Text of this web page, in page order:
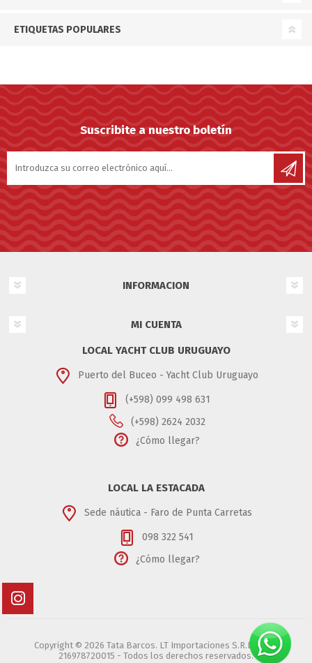
ETIQUETAS POPULARES
Suscribite a nuestro boletín
INFORMACION
MI CUENTA
LOCAL YACHT CLUB URUGUAYO
Puerto del Buceo - Yacht Club Uruguayo
(+598) 099 498 631
(+598) 2624 2032
¿Cómo llegar?
LOCAL LA ESTACADA
Sede náutica - Faro de Punta Carretas
098 322 541
¿Cómo llegar?
Copyright © 2026 Tata Barcos. LT Importaciones S.R.L. - RUT
216978720015 - Todos los derechos reservados.